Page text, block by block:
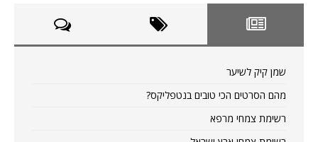
שמן קיק לשיער
מהם הסרטים הכי טובים בנטפליקס?
רשימת צמחי מרפא